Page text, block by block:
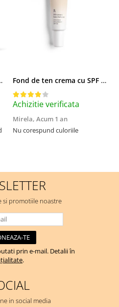
cu efect natural Fond de ten crema cu SPF 30, DD Cream, 6W Golden Tan - 30 ml
Achizitie verificata
Mirela, Acum 1 an
Nu corespund culoriile
si promotiile noastre
prin e-mail. Detalii în
.
in social media